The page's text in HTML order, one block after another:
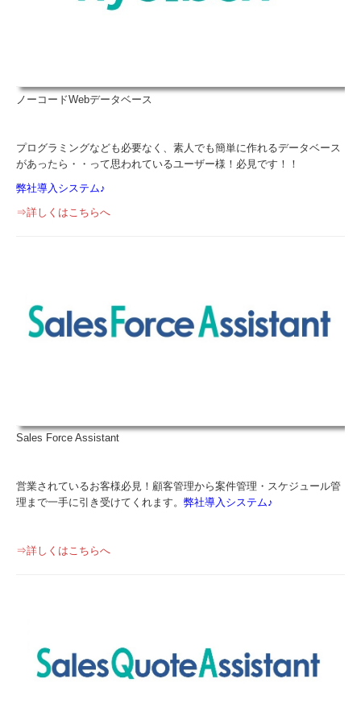
ノーコードWebデータベース
プログラミングなども必要なく、素人でも簡単に作れるデータベース
があったら・・って思われているユーザー様！必見です！！
弊社導入システム♪
⇒詳しくはこちらへ
Sales Force Assistant
営業されているお客様必見！顧客管理から案件管理・スケジュール管
理まで一手に引き受けてくれます。 弊社導入システム♪
⇒詳しくはこちらへ